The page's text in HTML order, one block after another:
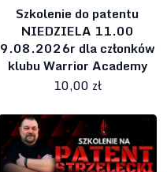
Szkolenie do patentu
NIEDZIELA 11.00
9.08.2026r dla członków
klubu Warrior Academy
10,00 zł